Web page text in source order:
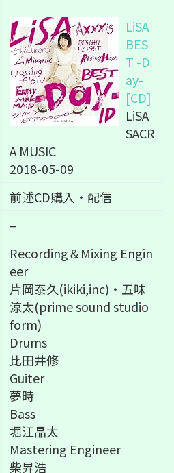
LiSA
BES
T -D
ay-
[CD]
LiSA
SACR
A MUSIC
2018-05-09
前述CD購入・配信
–
Recording＆Mixing Engin
eer
片岡泰久(ikiki,inc)・五味
涼太(prime sound studio
form)
Drums
比田井修
Guiter
夢時
Bass
堀江晶太
Mastering Engineer
柴昇浩